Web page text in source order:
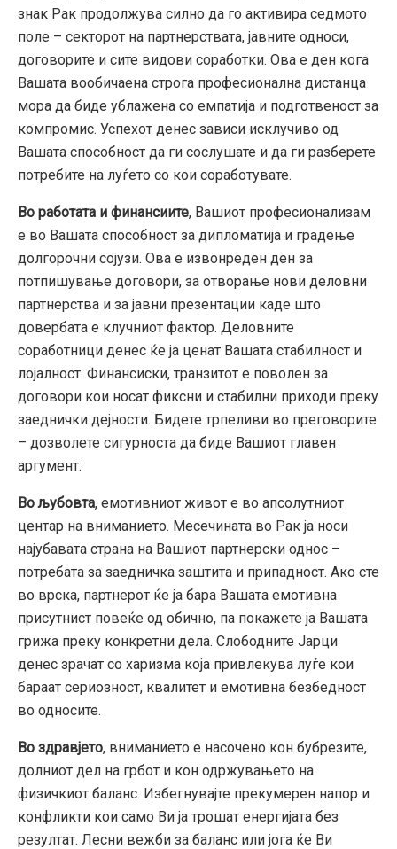
знак Рак продолжува силно да го активира седмото
поле – секторот на партнерствата, јавните односи,
договорите и сите видови соработки. Ова е ден кога
Вашата вообичаена строга професионална дистанца
мора да биде ублажена со емпатија и подготвеност за
компромис. Успехот денес зависи исклучиво од
Вашата способност да ги сослушате и да ги разберете
потребите на луѓето со кои соработувате.
Во работата и финансиите, Вашиот професионализам
е во Вашата способност за дипломатија и градење
долгорочни сојузи. Ова е извонреден ден за
потпишување договори, за отворање нови деловни
партнерства и за јавни презентации каде што
довербата е клучниот фактор. Деловните
соработници денес ќе ја ценат Вашата стабилност и
лојалност. Финансиски, транзитот е поволен за
договори кои носат фиксни и стабилни приходи преку
заеднички дејности. Бидете трпеливи во преговорите
– дозволете сигурноста да биде Вашиот главен
аргумент.
Во љубовта, емотивниот живот е во апсолутниот
центар на вниманието. Месечината во Рак ја носи
најубавата страна на Вашиот партнерски однос –
потребата за заедничка заштита и припадност. Ако сте
во врска, партнерот ќе ја бара Вашата емотивна
присутнист повеќе од обично, па покажете ја Вашата
грижа преку конкретни дела. Слободните Јарци
денес зрачат со харизма која привлекува луѓе кои
бараат сериозност, квалитет и емотивна безбедност
во односите.
Во здравјето, вниманието е насочено кон бубрезите,
долниот дел на грбот и кон одржувањето на
физичкиот баланс. Избегнувајте прекумерен напор и
конфликти кои само Ви ја трошат енергијата без
резултат. Лесни вежби за баланс или јога ќе Ви